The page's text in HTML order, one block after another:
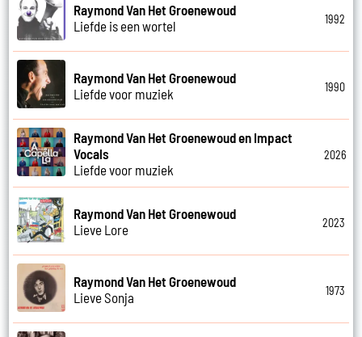
Raymond Van Het Groenewoud
Liefde is een wortel
1992
Raymond Van Het Groenewoud
Liefde voor muziek
1990
Raymond Van Het Groenewoud en Impact
Vocals
Liefde voor muziek
2026
Raymond Van Het Groenewoud
Lieve Lore
2023
Raymond Van Het Groenewoud
Lieve Sonja
1973